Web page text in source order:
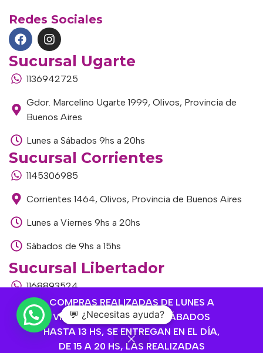
COMPRAS REALIZADAS DE LUNES A
VIERNES HASTA 14 HS Y SÁBADOS
HASTA 13 HS, SE ENTREGAN EN EL DÍA,
DE 15 A 20 HS, LAS REALIZADAS
Redes Sociales
Sucursal Ugarte
1136942725
Gdor. Marcelino Ugarte 1999, Olivos, Provincia de
Buenos Aires
Lunes a Sábados 9hs a 20hs
Sucursal Corrientes
1145306985
Corrientes 1464, Olivos, Provincia de Buenos Aires
Lunes a Viernes 9hs a 20hs
Sábados de 9hs a 15hs
Sucursal Libertador
1168893524
Av. del Libertador 1915, Vte. López, Provincia de
Buenos Aires
Lunes a Viernes de 9hs a 13hs / 16hs a 20hs
💬 ¿Necesitas ayuda?